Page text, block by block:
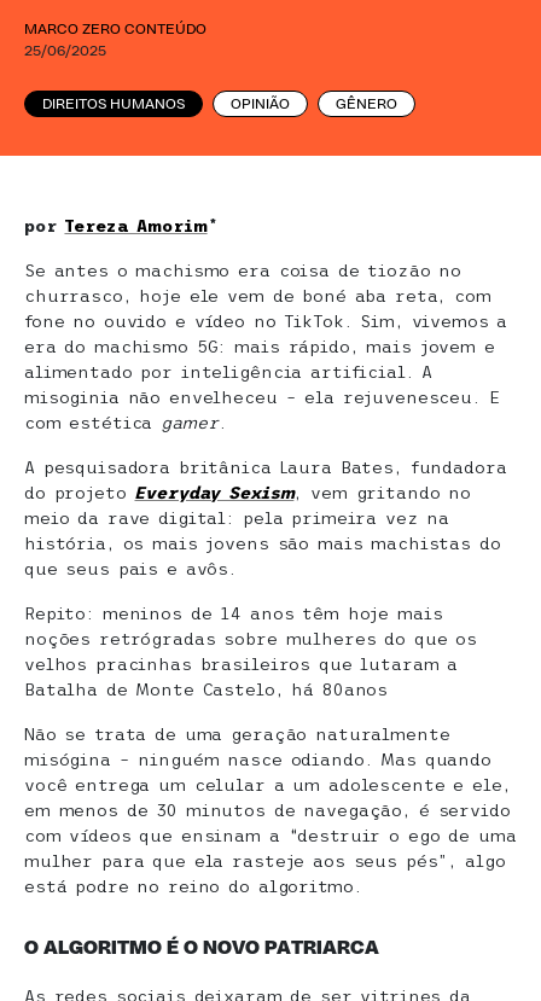
MARCO ZERO CONTEÚDO
25/06/2025
DIREITOS HUMANOS OPINIÃO GÊNERO
por Tereza Amorim*
Se antes o machismo era coisa de tiozão no
churrasco, hoje ele vem de boné aba reta, com
fone no ouvido e vídeo no TikTok. Sim, vivemos a
era do machismo 5G: mais rápido, mais jovem e
alimentado por inteligência artificial. A
misoginia não envelheceu – ela rejuvenesceu. E
com estética
gamer.
A pesquisadora britânica Laura Bates, fundadora
do projeto Everyday Sexism, vem gritando no
meio da rave digital: pela primeira vez na
história, os mais jovens são mais machistas do
que seus pais e avôs.
Repito: meninos de 14 anos têm hoje mais
noções retrógradas sobre mulheres do que os
velhos pracinhas brasileiros que lutaram a
Batalha de Monte Castelo, há 80anos
Não se trata de uma geração naturalmente
misógina – ninguém nasce odiando. Mas quando
você entrega um celular a um adolescente e ele,
em menos de 30 minutos de navegação, é servido
com vídeos que ensinam a “destruir o ego de uma
mulher para que ela rasteje aos seus pés”, algo
está podre no reino do algoritmo.
O ALGORITMO É O NOVO PATRIARCA
As redes sociais deixaram de ser vitrines da